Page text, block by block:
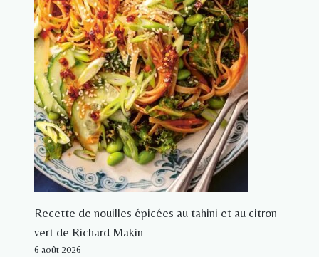
Recette de nouilles épicées au tahini et au citron
vert de Richard Makin
6 août 2026